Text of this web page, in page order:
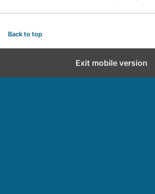
Back to top
Exit mobile version